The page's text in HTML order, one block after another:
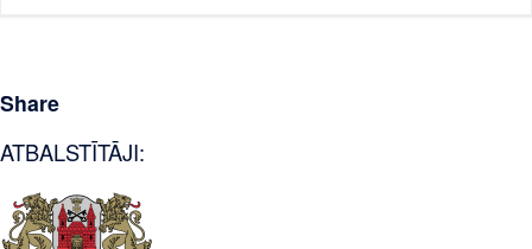
Share
ATBALSTĪTĀJI: